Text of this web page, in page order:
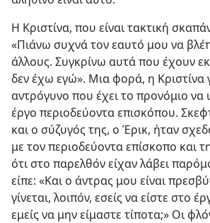
Η Κριστίνα, που είναι τακτική
«Πιάνω συχνά τον εαυτό μου να
άλλους. Συγκρίνω αυτά που έχουν
δεν έχω εγώ». Μια φορά, η Κριστίνα
αντρόγυνο που έχει το προνόμιο να
έργο περιοδεύοντα επισκόπου.
και ο σύζυγός της, ο Έρικ, ήταν
με τον περιοδεύοντα επίσκοπο και
ότι στο παρελθόν είχαν λάβει
είπε: «Και ο άντρας μου είναι
γίνεται, λοιπόν, εσείς να είστε στο
εμείς να μην είμαστε τίποτα;» Οι